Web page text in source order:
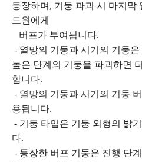
등장하며, 기둥 파괴 시 마지막
드원에게
버프가 부여됩니다.
- 열망의 기둥과 시기의 기둥
높은 단계의 기둥을 파괴하면
합니다.
- 열망의 기둥과 시기의 기둥
용됩니다.
- 기둥 타입은 기둥 외형의 밝
다.
- 등장한 버프 기둥은 진행 단